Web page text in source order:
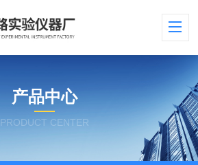
产品中心
PRODUCT CENTER